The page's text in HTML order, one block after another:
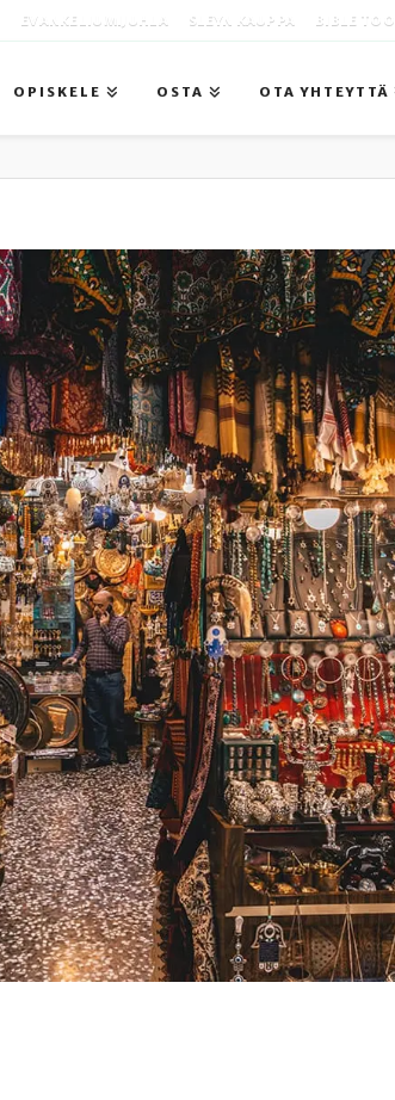
EVANKELIUMIJUHLA SLEYN KAUPPA BIBLE
OPISKELE OSTA OTA YHTEYTTÄ